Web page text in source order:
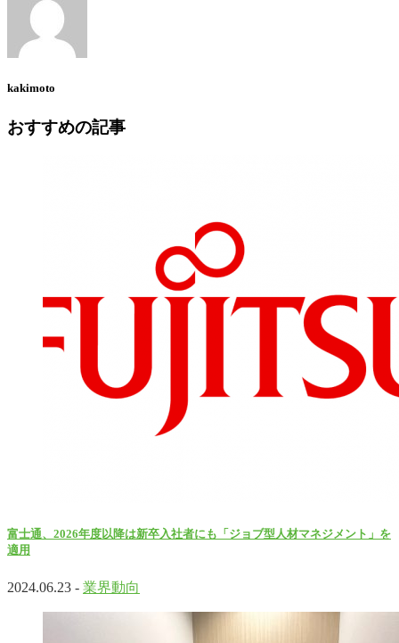
kakimoto
おすすめの記事
富士通、2026年度以降は新卒入社者にも「ジョブ型人材マネジメント」を
適用
2024.06.23 - 業界動向